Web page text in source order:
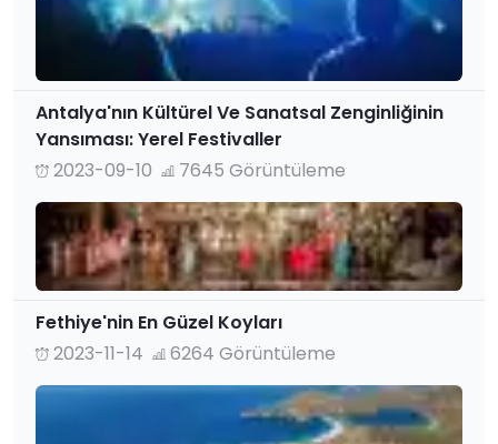
Antalya'nın Kültürel Ve Sanatsal Zenginliğinin
Yansıması: Yerel Festivaller
2023-09-10
7645 Görüntüleme
Fethiye'nin En Güzel Koyları
2023-11-14
6264 Görüntüleme